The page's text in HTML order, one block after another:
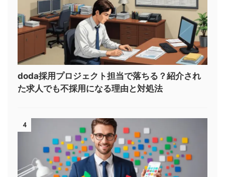
doda採用プロジェクト担当で落ちる？紹介され
た求人でも不採用になる理由と対処法
4